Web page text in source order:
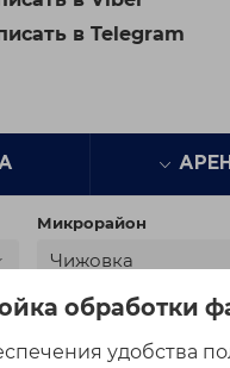
обработки
удобства
в Telegram
Микрорайон
Чижовка